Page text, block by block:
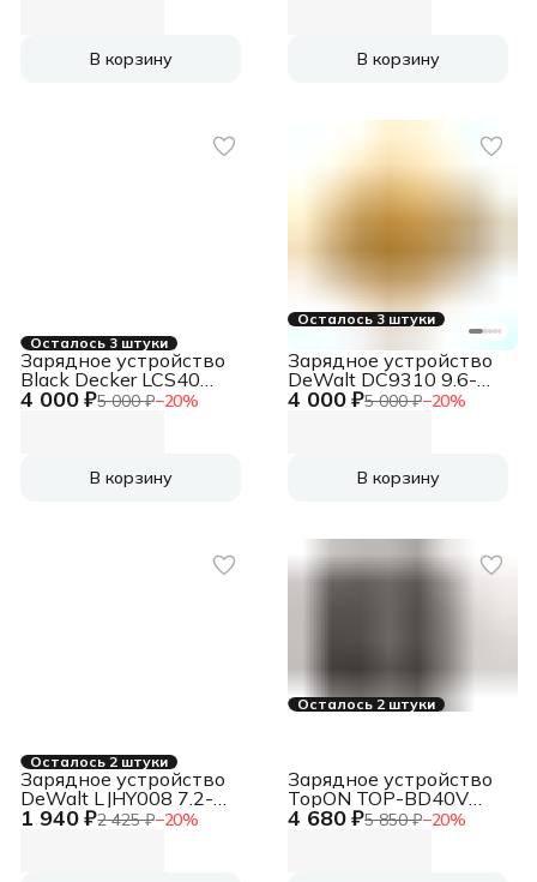
В корзину В корзину
Осталось 3 штуки
4 000 ₽5 000 ₽−20%
Зарядное устройство
Black Decker LCS40
40V 1.35A Li-ion
В корзину
Осталось 3 штуки
4 000 ₽5 000 ₽−20%
Зарядное устройство
DeWalt DC9310 9.6-
18V 2A Ni-MH\Ni-CD
В корзину
Осталось 2 штуки
1 940 ₽2 425 ₽−20%
Зарядное устройство
DeWalt LJHY008 7.2-
18V 400mAh Ni-MH\NI-
Осталось 2 штуки
4 680 ₽5 850 ₽−20%
Зарядное устройство
TopON TOP-BD40V
(103602)